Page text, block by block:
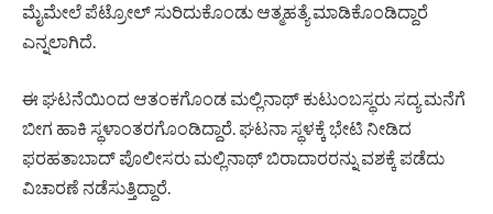
ಮೈಮೇಲೆ ಪೆಟ್ರೋಲ್ ಸುರಿದುಕೊಂಡು ಆತ್ಮಹತ್ಯೆ ಮಾಡಿಕೊಂಡಿದ್ದಾರೆ
ಎನ್ನಲಾಗಿದೆ.
ಈ ಘಟನೆಯಿಂದ ಆತಂಕಗೊಂಡ ಮಲ್ಲಿನಾಥ್ ಕುಟುಂಬಸ್ಥರು ಸದ್ಯ ಮನೆಗೆ
ಬೀಗ ಹಾಕಿ ಸ್ಥಳಾಂತರಗೊಂಡಿದ್ದಾರೆ. ಘಟನಾ ಸ್ಥಳಕ್ಕೆ ಭೇಟಿ ನೀಡಿದ
ಫರಹತಾಬಾದ್ ಪೊಲೀಸರು ಮಲ್ಲಿನಾಥ್ ಬಿರಾದಾರರನ್ನು ವಶಕ್ಕೆ ಪಡೆದು
ವಿಚಾರಣೆ ನಡೆಸುತ್ತಿದ್ದಾರೆ.